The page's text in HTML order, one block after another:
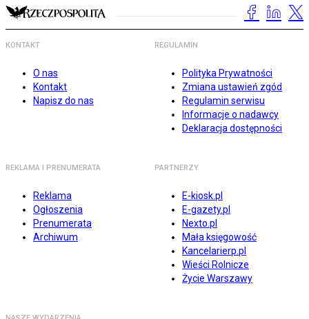
KONTAKT
O nas
Kontakt
Napisz do nas
REGULAMIN
Polityka Prywatności
Zmiana ustawień zgód
Regulamin serwisu
Informacje o nadawcy
Deklaracja dostępności
REKLAMA I PRENUMERATA
Reklama
Ogłoszenia
Prenumerata
Archiwum
PARTNERZY
E-kiosk.pl
E-gazety.pl
Nexto.pl
Mała księgowość
Kancelarierp.pl
Wieści Rolnicze
Życie Warszawy